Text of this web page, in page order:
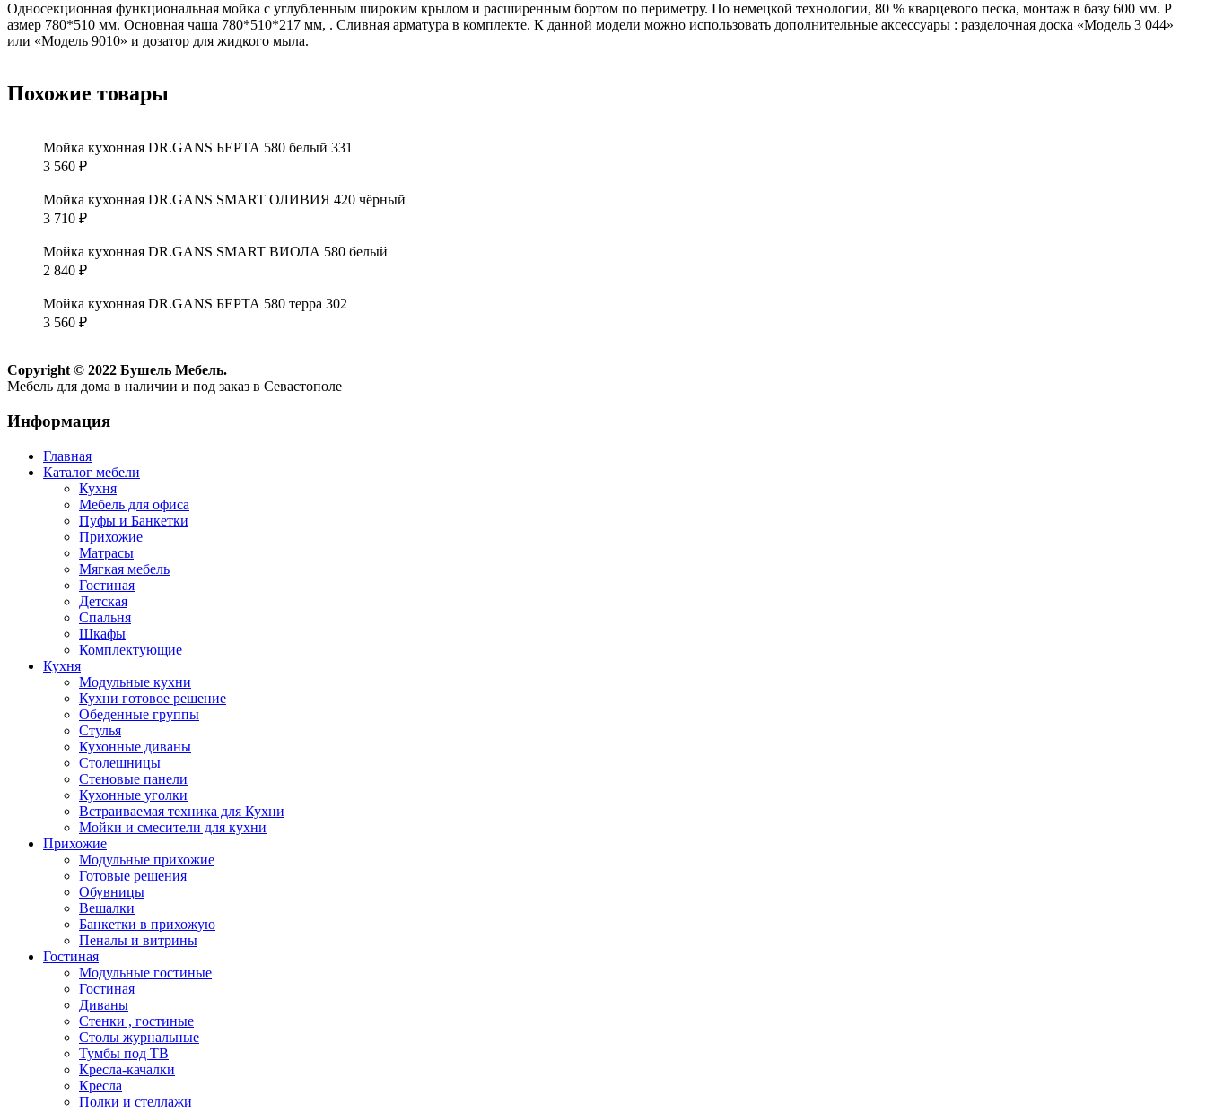
Односекционная функциональная мойка с углубленным широким крылом и расширенным бортом по периметру. По немецкой технологии, 80 % кварцевого песка, монтаж в базу 600 мм. Р
азмер 780*510 мм. Основная чаша 780*510*217 мм, . Сливная арматура в комплекте. К данной модели можно использовать дополнительные аксессуары : разделочная доска «Модель 3 044»
или «Модель 9010» и дозатор для жидкого мыла.
Похожие товары
Мойка кухонная DR.GANS БЕРТА 580 белый 331
3 560 ₽
Мойка кухонная DR.GANS SMART ОЛИВИЯ 420 чёрный
3 710 ₽
Мойка кухонная DR.GANS SMART ВИОЛА 580 белый
2 840 ₽
Мойка кухонная DR.GANS БЕРТА 580 терра 302
3 560 ₽
Copyright © 2022 Бушель Мебель.
Мебель для дома в наличии и под заказ в Севастополе
Информация
Главная
Каталог мебели
Кухня
Мебель для офиса
Пуфы и Банкетки
Прихожие
Матрасы
Мягкая мебель
Гостиная
Детская
Спальня
Шкафы
Комплектующие
Кухня
Модульные кухни
Кухни готовое решение
Обеденные группы
Стулья
Кухонные диваны
Столешницы
Стеновые панели
Кухонные уголки
Встраиваемая техника для Кухни
Мойки и смесители для кухни
Прихожие
Модульные прихожие
Готовые решения
Обувницы
Вешалки
Банкетки в прихожую
Пеналы и витрины
Гостиная
Модульные гостиные
Гостиная
Диваны
Стенки , гостиные
Столы журнальные
Тумбы под ТВ
Кресла-качалки
Кресла
Полки и стеллажи